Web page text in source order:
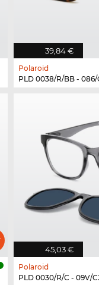
39,84 €
Polaroid
PLD 0038/R/BB - 086/
45,03 €
Polaroid
PLD 0030/R/C - 09V/